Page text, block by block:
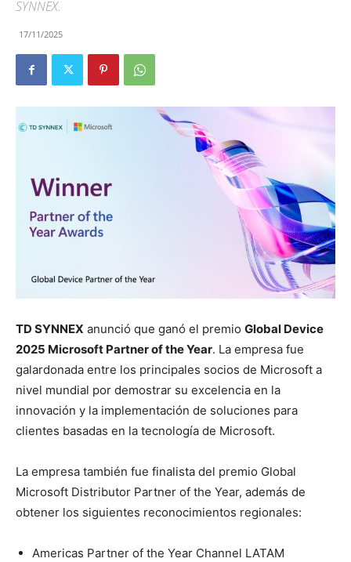
SYNNEX.
17/11/2025
TD SYNNEX anunció que ganó el premio Global Device
2025 Microsoft Partner of the Year. La empresa fue
galardonada entre los principales socios de Microsoft a
nivel mundial por demostrar su excelencia en la
innovación y la implementación de soluciones para
clientes basadas en la tecnología de Microsoft.
La empresa también fue finalista del premio Global
Microsoft Distributor Partner of the Year, además de
obtener los siguientes reconocimientos regionales:
Americas Partner of the Year Channel LATAM